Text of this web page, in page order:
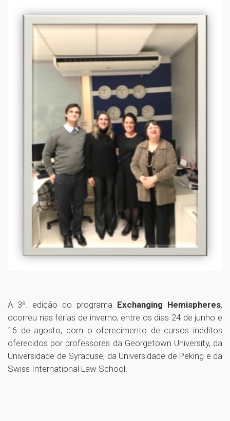
A 3ª. edição do programa Exchanging Hemispheres,
ocorreu nas férias de inverno, entre os dias 24 de junho e
16 de agosto, com o oferecimento de cursos inéditos
oferecidos por professores da Georgetown University, da
Universidade de Syracuse, da Universidade de Peking e da
Swiss International Law School.